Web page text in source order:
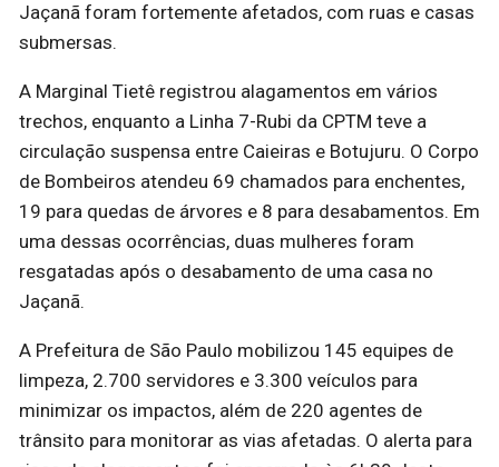
Jaçanã foram fortemente afetados, com ruas e casas
submersas.
A Marginal Tietê registrou alagamentos em vários
trechos, enquanto a Linha 7-Rubi da CPTM teve a
circulação suspensa entre Caieiras e Botujuru. O Corpo
de Bombeiros atendeu 69 chamados para enchentes,
19 para quedas de árvores e 8 para desabamentos. Em
uma dessas ocorrências, duas mulheres foram
resgatadas após o desabamento de uma casa no
Jaçanã.
A Prefeitura de São Paulo mobilizou 145 equipes de
limpeza, 2.700 servidores e 3.300 veículos para
minimizar os impactos, além de 220 agentes de
trânsito para monitorar as vias afetadas. O alerta para